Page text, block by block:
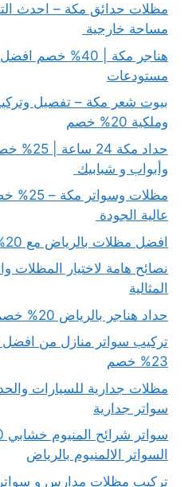
مظلات حدائق مكة – احدث
مساحة خارجية
هناجر مكة | 40%
مستودعات
بيوت شعر مكة – تفصيل
وملكية 20% خصم
حداد مكة
وأبواب و شبابيك
مظلات
عالية الجودة
افضل مظلات بالرياض مع 20% تخفيض
نصائح هامة لاختيار المظلات
المثالية
حداد هناجر بالرياض 20% خصم على اعمالنا
تركيب سواتر منازل من افضل
23% خصم
سواتر جدارية
السواتر الالمنيوم بالرياض
تركيب مظلات مدارس و سواتر